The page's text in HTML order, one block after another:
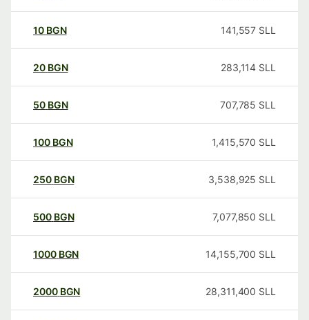
10 BGN 141,557 SLL
20 BGN 283,114 SLL
50 BGN 707,785 SLL
100 BGN 1,415,570 SLL
250 BGN 3,538,925 SLL
500 BGN 7,077,850 SLL
1000 BGN 14,155,700 SLL
2000 BGN 28,311,400 SLL